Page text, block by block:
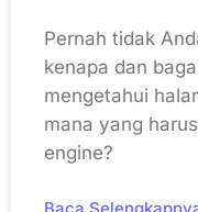
Pernah tidak
kenapa dan
mengetahui
mana yang
engine?